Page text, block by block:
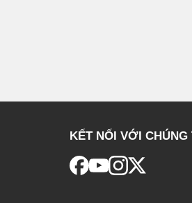
KẾT NỐI VỚI CHÚNG